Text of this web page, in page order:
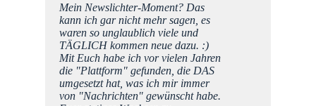
Mein Newslichter-Moment? Das
kann ich gar nicht mehr sagen, es
waren so unglaublich viele und
TÄGLICH kommen neue dazu. :)
Mit Euch habe ich vor vielen Jahren
die "Plattform" gefunden, die DAS
umgesetzt hat, was ich mir immer
von "Nachrichten" gewünscht habe.